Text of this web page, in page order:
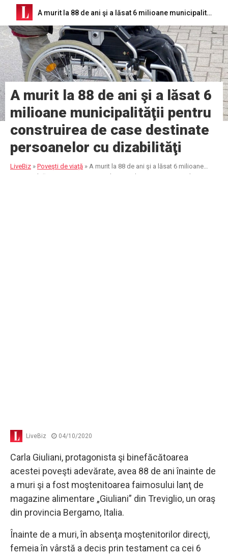
A murit la 88 de ani şi a lăsat 6 milioane municipalităţii pentru construirea de case destinate persoanelor cu dizabilităţi
A murit la 88 de ani şi a lăsat 6
milioane municipalităţii pentru
construirea de case destinate
persoanelor cu dizabilităţi
LiveBiz » Poveşti de viaţă » A murit la 88 de ani şi a lăsat 6 milioane
municipalităţii pentru construirea de case destinate persoanelor cu
LiveBiz 04/10/2020
Carla Giuliani, protagonista şi binefăcătoarea
acestei poveşti adevărate, avea 88 de ani înainte de
a muri şi a fost moştenitoarea faimosului lanţ de
magazine alimentare „Giuliani” din Treviglio, un oraş
din provincia Bergamo, Italia.
Înainte de a muri, în absenţa moştenitorilor direcţi,
femeia în vârstă a decis prin testament ca cei 6